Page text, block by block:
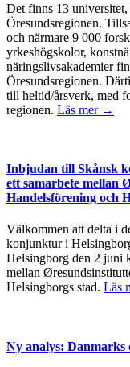
Det finns 13
Öresundsregionen.
och närmare 9 000
yrkeshögskolor,
näringslivsakademier
Öresundsregionen.
till heltid/årsverk, med
regionen. Läs mer →
Inbjudan till Skånsk
ett samarbete mellan
Handelsförening och
Välkommen att delta i
konjunktur i
Helsingborg den 2 juni
mellan
Helsingborgs stad. Läs
Ny analys: Danmarks